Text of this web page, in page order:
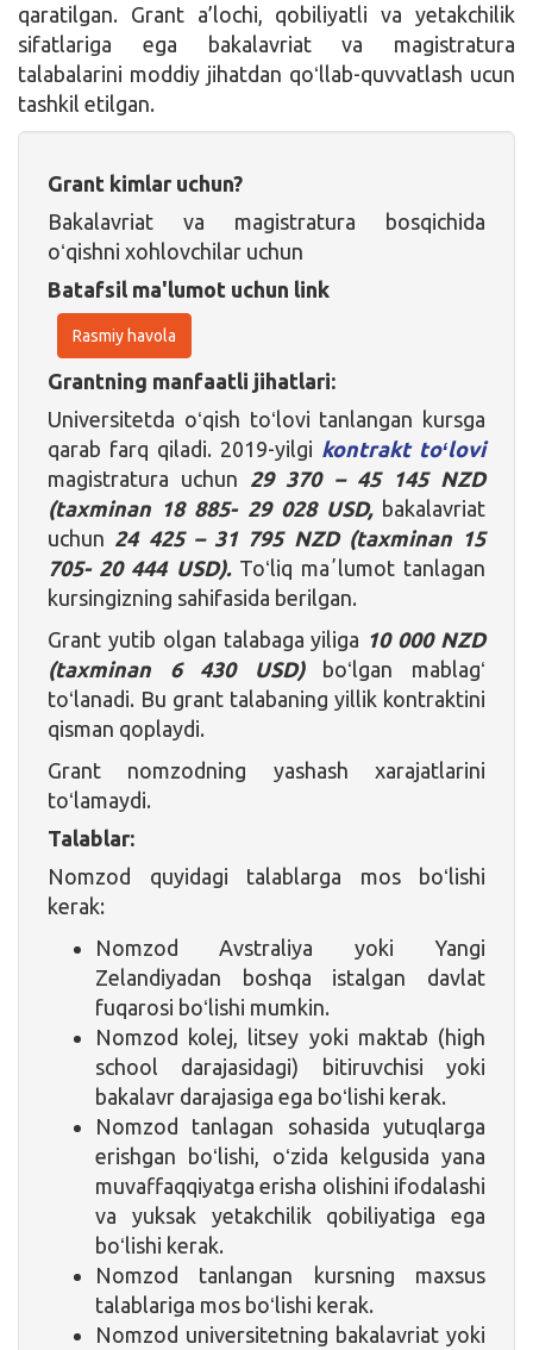
qaratilgan. Grant a’lochi, qobiliyatli va yetakchilik
sifatlariga ega bakalavriat va magistratura
talabalarini moddiy jihatdan qoʻllab-quvvatlash ucun
tashkil etilgan.
Grant kimlar uchun?
Bakalavriat va magistratura bosqichida
oʻqishni xohlovchilar uchun
Batafsil ma'lumot uchun link
Rasmiy havola
Grantning manfaatli jihatlari:
Universitetda oʻqish toʻlovi tanlangan kursga
qarab farq qiladi. 2019-yilgi kontrakt toʻlovi
magistratura uchun 29 370 – 45 145 NZD
(taxminan 18 885- 29 028 USD, bakalavriat
uchun 24 425 – 31 795 NZD (taxminan 15
705- 20 444 USD).Toʻliq maʼlumot tanlagan
kursingizning sahifasida berilgan.
Grant yutib olgan talabaga yiliga 10 000 NZD
(taxminan
6 430 USD)boʻlgan mablagʻ
toʻlanadi. Bu grant talabaning yillik kontraktini
qisman qoplaydi.
Grant nomzodning yashash xarajatlarini
toʻlamaydi.
Talablar:
Nomzod quyidagi talablarga mos boʻlishi
kerak:
Nomzod Avstraliya yoki Yangi
Zelandiyadan boshqa istalgan davlat
fuqarosi boʻlishi mumkin.
Nomzod kolej, litsey yoki maktab (high
school darajasidagi) bitiruvchisi yoki
bakalavr darajasiga ega boʻlishi kerak.
Nomzod tanlagan sohasida yutuqlarga
erishgan boʻlishi, oʻzida kelgusida yana
muvaffaqqiyatga erisha olishini ifodalashi
va yuksak yetakchilik qobiliyatiga ega
boʻlishi kerak.
Nomzod tanlangan kursning maxsus
talablariga mos boʻlishi kerak.
Nomzod universitetning bakalavriat yoki